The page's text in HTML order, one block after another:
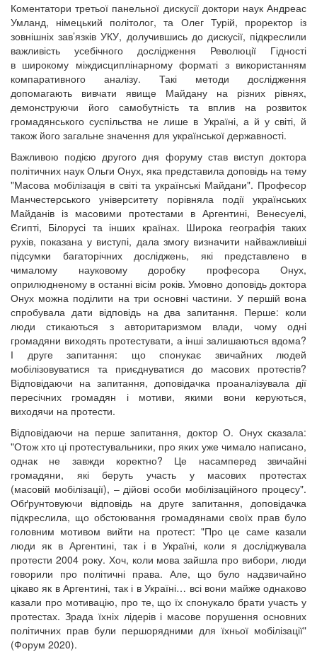
Коментатори третьої панельної дискусії доктори наук Андреас
Умланд, німецький політолог, та Олег Турій, проректор із
зовнішніх зав’язків УКУ, долучившись до дискусії, підкреслили
важливість усебічного дослідження Революції Гідності
в широкому міждисциплінарному форматі з використанням
компаративного аналізу. Такі методи дослідження
допомагають вивчати явище Майдану на різних рівнях,
демонструючи його самобутність та вплив на розвиток
громадянського суспільства не лише в Україні, а й у світі, й
також його загальне значення для української державності.
Важливою подією другого дня форуму став виступ доктора
політичних наук Ольги Онух, яка представила доповідь на тему
"Масова мобілізація в світі та українські Майдани". Професор
Манчестерського університету порівняла події українських
Майданів із масовими протестами в Аргентині, Венесуелі,
Єгипті, Білорусі та інших країнах. Широка географія таких
рухів, показана у виступі, дала змогу визначити найважливіші
підсумки багаторічних досліджень, які представлено в
чималому науковому доробку професора Онух,
оприлюдненому в останні вісім років. Умовно доповідь доктора
Онух можна поділити на три основні частини. У першій вона
спробувала дати відповідь на два запитання. Перше: коли
люди стикаються з авторитаризмом влади, чому одні
громадяни виходять протестувати, а інші залишаються вдома?
І друге запитання: що спонукає звичайних людей
мобілізовуватися та приєднуватися до масових протестів?
Відповідаючи на запитання, доповідачка проаналізувала дії
пересічних громадян і мотиви, якими вони керуються,
виходячи на протести.
Відповідаючи на перше запитання, доктор О. Онух сказала:
"Отож хто ці протестувальники, про яких уже чимало написано,
однак не завжди коректно? Це насамперед звичайні
громадяни, які беруть участь у масових протестах
(масовій мобілізації), – дійові особи мобілізаційного процесу".
Обґрунтовуючи відповідь на друге запитання, доповідачка
підкреслила, що обстоювання громадянами своїх прав було
головним мотивом вийти на протест: "Про це саме казали
люди як в Аргентині, так і в Україні, коли я досліджувала
протести 2004 року. Хоч, коли мова зайшла про вибори, люди
говорили про політичні права. Але, що було надзвичайно
цікаво як в Аргентині, так і в Україні… всі вони майже однаково
казали про мотивацію, про те, що їх спонукало брати участь у
протестах. Зрада їхніх лідерів і масове порушення основних
політичних прав були першорядними для їхньої мобілізації"
(Форум 2020).